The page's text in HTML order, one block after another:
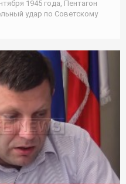
1945 года, Пентагон
удар по Советскому